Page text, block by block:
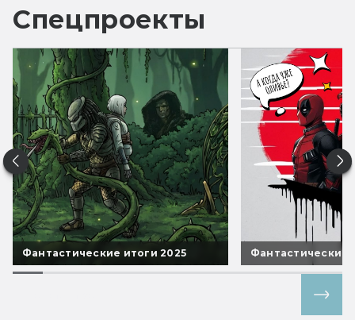
Спецпроекты
Фантастические итоги 2025 Фантастические